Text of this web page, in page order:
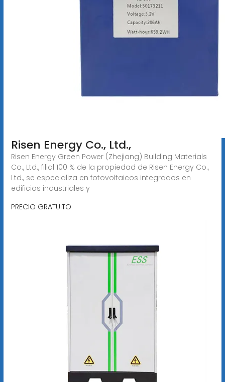
Risen Energy Co., Ltd.,
Risen Energy Green Power (Zhejiang) Building Materials
Co., Ltd., filial 100 % de la propiedad de Risen Energy Co.,
Ltd., se especializa en fotovoltaicos integrados en
edificios industriales y
PRECIO GRATUITO